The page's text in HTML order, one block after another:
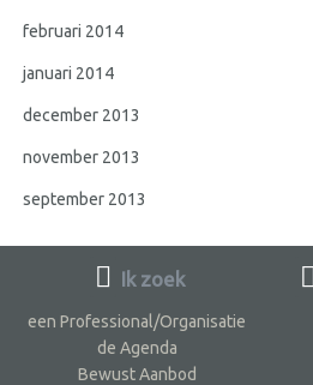
februari 2014
januari 2014
december 2013
november 2013
september 2013
Ik zoek
een Professional/Organisatie
de Agenda
Bewust Aanbod